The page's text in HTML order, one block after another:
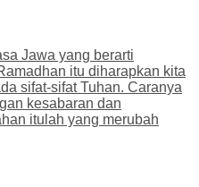
Jawa yang berarti
itu diharapkan kita
sifat-sifat Tuhan. Caranya
kesabaran dan
itulah yang merubah